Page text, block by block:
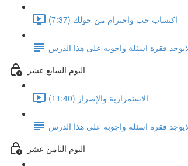
اكتساب حب واحترام من حولك (7:37)
فقرة اسئلة واجوبه على هذا الدرس
اليوم السابع عشر
الاستمرارية والإصرار (11:40)
فقرة اسئلة واجوبه على هذا الدرس
اليوم الثامن عشر